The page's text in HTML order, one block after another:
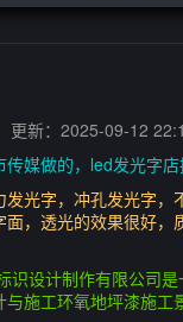
更新：2025-09-12
媒做的，led发光字店
光字，冲孔发光字
，透光的效果很好，
识设计制作有限公司
施工环氧地坪漆施工